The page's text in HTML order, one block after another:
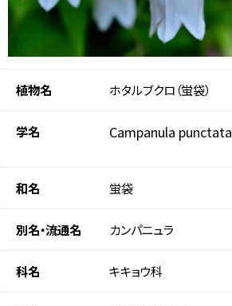
植物名 ホタルブクロ（蛍袋）
学名 Campanula punctata
和名 蛍袋
別名・流通名 カンパニュラ
科名 キキョウ科